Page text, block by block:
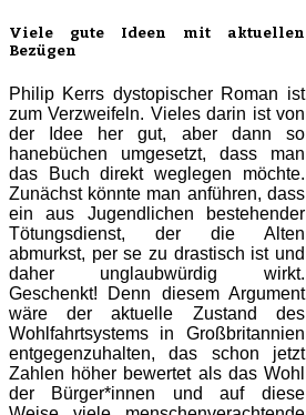
Viele gute Ideen mit aktuellen
Bezügen
Philip Kerrs dystopischer Roman ist
zum Verzweifeln. Vieles darin ist von
der Idee her gut, aber dann so
hanebüchen umgesetzt, dass man
das Buch direkt weglegen möchte.
Zunächst könnte man anführen, dass
ein aus Jugendlichen bestehender
Tötungsdienst, der die Alten
abmurkst, per se zu drastisch ist und
daher unglaubwürdig wirkt.
Geschenkt! Denn diesem Argument
wäre der aktuelle Zustand des
Wohlfahrtsystems in Großbritannien
entgegenzuhalten, das schon jetzt
Zahlen höher bewertet als das Wohl
der Bürger*innen und auf diese